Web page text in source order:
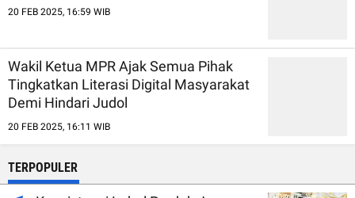
20 FEB 2025, 16:59 WIB
Wakil Ketua MPR Ajak Semua Pihak
Tingkatkan Literasi Digital Masyarakat
Demi Hindari Judol
20 FEB 2025, 16:11 WIB
TERPOPULER